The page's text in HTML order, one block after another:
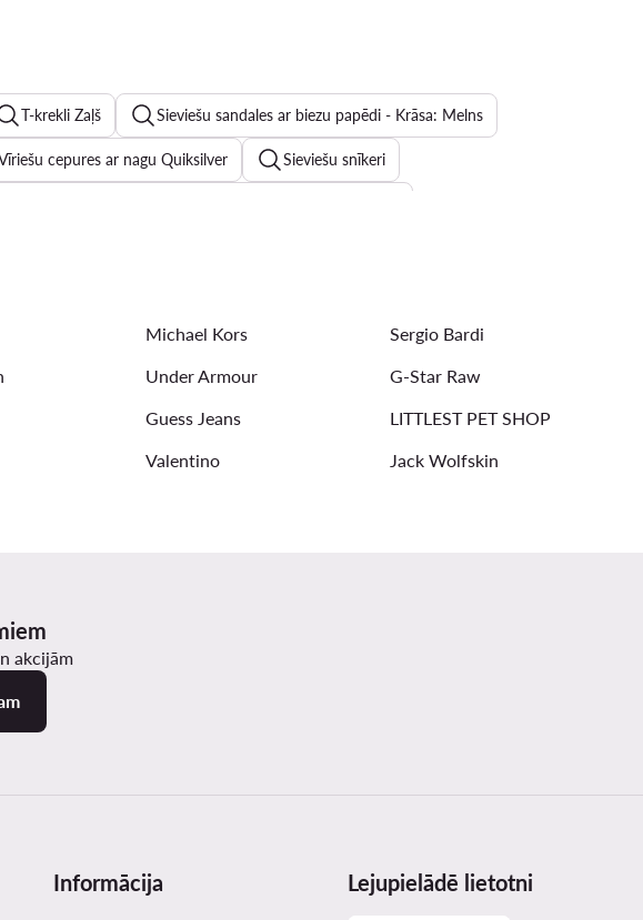
T-krekli Zaļš Sieviešu sandales ar biezu papēdi - Krāsa: Melns
cepures ar nagu Quiksilver Sieviešu snīkeri
Michael Kors
Sergio Bardi
Under Armour
G-Star Raw
Guess Jeans
LITTLEST PET SHOP
Valentino Jack Wolfskin
akcijām
Informācija Lejupielādē lietotni